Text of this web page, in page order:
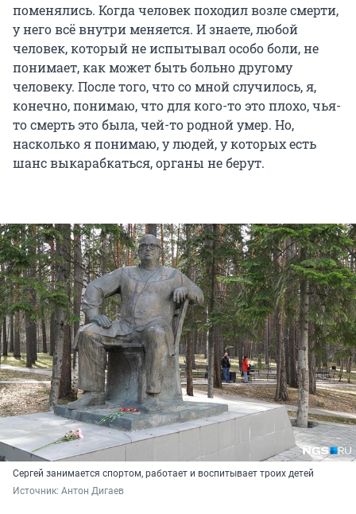
поменялись. Когда человек походил возле смерти,
у него всё внутри меняется. И знаете, любой
человек, который не испытывал особо боли, не
понимает, как может быть больно другому
человеку. После того, что со мной случилось, я,
конечно, понимаю, что для кого-то это плохо, чья-
то смерть это была, чей-то родной умер. Но,
насколько я понимаю, у людей, у которых есть
шанс выкарабкаться, органы не берут.
Сергей занимается спортом, работает и воспитывает троих детей
Источник: Антон Дигаев